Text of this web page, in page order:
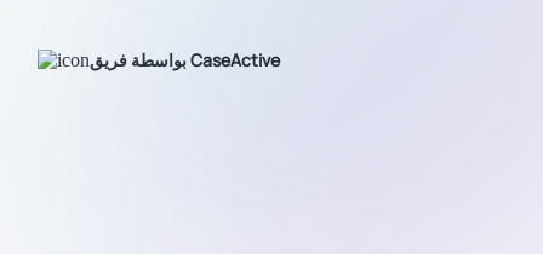
بواسطة فريق CaseActive